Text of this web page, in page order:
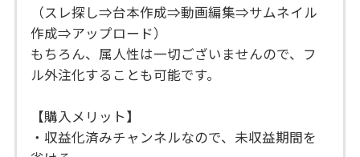
（スレ探し⇒台本作成⇒動画編集⇒サムネイル
作成⇒アップロード）
もちろん、属人性は一切ございませんので、フ
ル外注化することも可能です。
【購入メリット】
・収益化済みチャンネルなので、未収益期間を